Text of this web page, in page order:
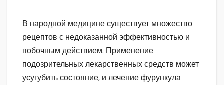
В народной медицине существует множество
рецептов с недоказанной эффективностью и
побочным действием. Применение
подозрительных лекарственных средств может
усугубить состояние, и лечение фурункула